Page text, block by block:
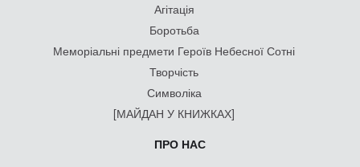
Агітація
Боротьба
Меморіальні предмети Героїв Небесної Сотні
Творчість
Символіка
[МАЙДАН У КНИЖКАХ]
ПРО НАС